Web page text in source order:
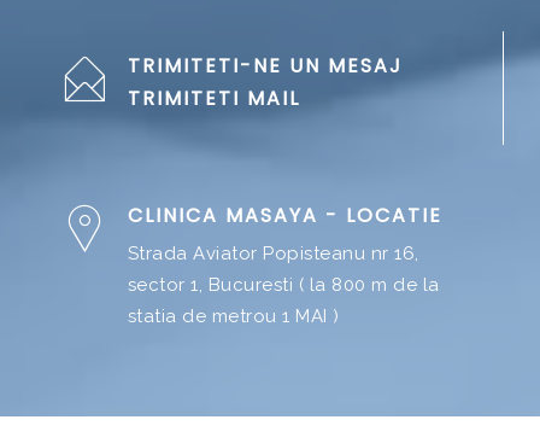
TRIMITETI-NE UN MESAJ
TRIMITETI MAIL
CLINICA MASAYA - LOCATIE
Strada Aviator Popisteanu nr 16,
sector 1, Bucuresti ( la 800 m de la
statia de metrou 1 MAI )